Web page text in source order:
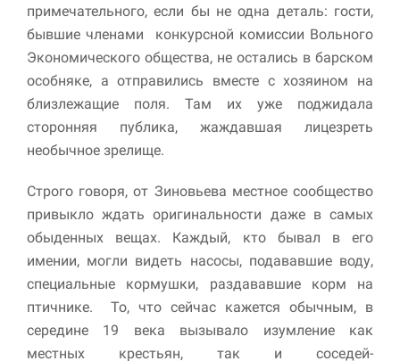
примечательного, если бы не одна деталь: гости,
бывшие членами конкурсной комиссии Вольного
Экономического общества, не остались в барском
особняке, а отправились вместе с хозяином на
близлежащие поля. Там их уже поджидала
сторонняя публика, жаждавшая лицезреть
необычное зрелище.
Строго говоря, от Зиновьева местное сообщество
привыкло ждать оригинальности даже в самых
обыденных вещах. Каждый, кто бывал в его
имении, могли видеть насосы, подававшие воду,
специальные кормушки, раздававшие корм на
птичнике. То, что сейчас кажется обычным, в
середине 19 века вызывало изумление как
местных крестьян, так и соседей-
Для того чтобы
улучшить
функциональность
и структуру веб-
сайта, исходя из
используется.
опыт
максимально
эффективной работы
нашего сайта во
время вашего
посещения, отказ от
использования этих
приведет к
исчезновению